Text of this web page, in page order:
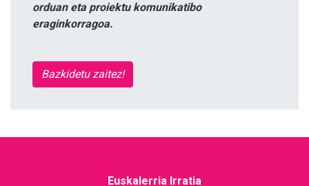
orduan eta proiektu komunikatibo
eraginkorragoa.
Bazkidetu zaitez!
Euskalerria Irratia